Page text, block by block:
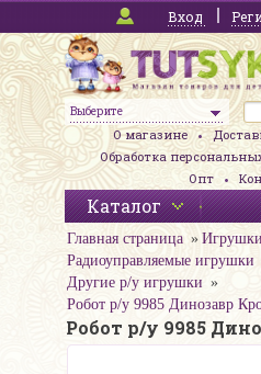
Вход
Выберите
О магазине
Обработка
Опт
Каталог
Главная страница
Игрушки
Радиоуправляемые игрушки
Другие р/у игрушки
Робот р/у 9985 Динозавр
Робот р/у 9985